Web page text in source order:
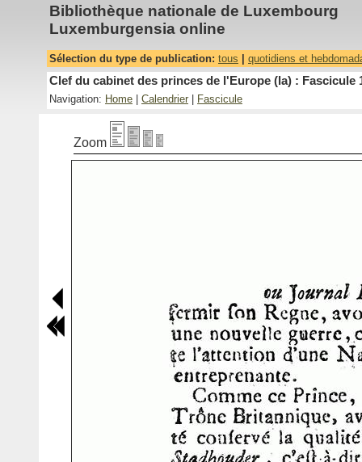
Bibliothèque nationale de Luxembourg
Luxemburgensia online
Sélection du type de publication: tous quotidiens et
Clef du cabinet des princes de l'Europe (la) : Fascicule
Navigation: Home Calendrier Fascicule
Zoom